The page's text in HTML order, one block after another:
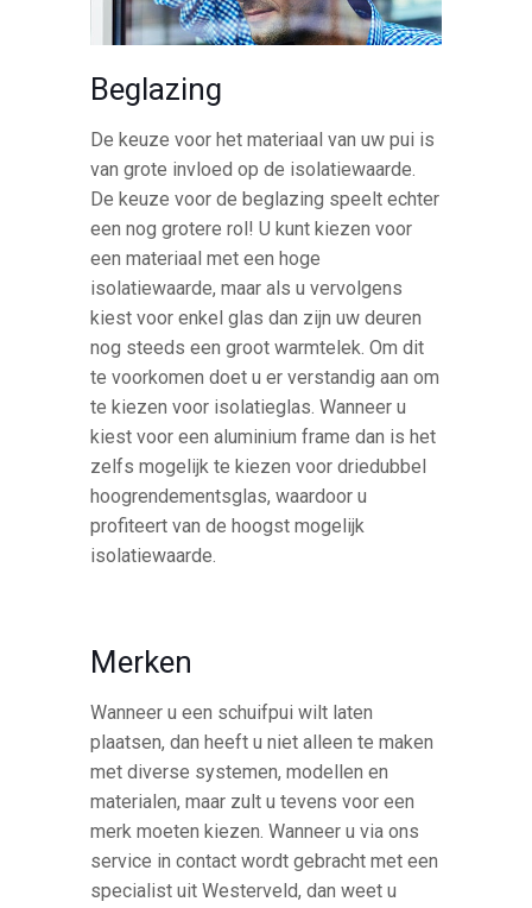
Beglazing
De keuze voor het materiaal van uw pui is
van grote invloed op de isolatiewaarde.
De keuze voor de beglazing speelt echter
een nog grotere rol! U kunt kiezen voor
een materiaal met een hoge
isolatiewaarde, maar als u vervolgens
kiest voor enkel glas dan zijn uw deuren
nog steeds een groot warmtelek. Om dit
te voorkomen doet u er verstandig aan om
te kiezen voor isolatieglas. Wanneer u
kiest voor een aluminium frame dan is het
zelfs mogelijk te kiezen voor driedubbel
hoogrendementsglas, waardoor u
profiteert van de hoogst mogelijk
isolatiewaarde.
Merken
Wanneer u een schuifpui wilt laten
plaatsen, dan heeft u niet alleen te maken
met diverse systemen, modellen en
materialen, maar zult u tevens voor een
merk moeten kiezen. Wanneer u via ons
service in contact wordt gebracht met een
specialist uit Westerveld, dan weet u